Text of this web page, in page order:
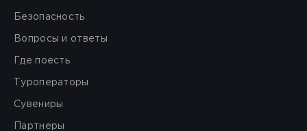
Безопасность
Вопросы и ответы
Где поесть
Туроператоры
Сувениры
Партнеры